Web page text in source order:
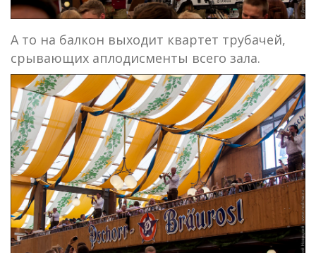
А то на балкон выходит квартет трубачей,
срывающих аплодисменты всего зала.